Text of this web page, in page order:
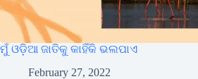
ମୁଁ ଓଡ଼ିଆ ଜାତିକୁ କାହିଁକି ଭଲପାଏ
February 27, 2022